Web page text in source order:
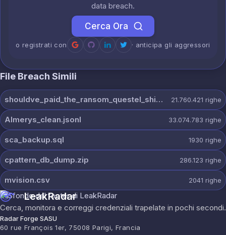
data breach.
Cerca Ora
o registrati con · anticipa gli aggressori
File Breach Simili
shouldve_paid_the_ransom_questel_shinyhunters.7z 21.760.421 righe
Almerys_clean.jsonl 33.074.783 righe
sca_backup.sql 1930 righe
cpattern_db_dump.zip 286.123 righe
mvision.csv 2041 righe
LeakRadar
Cerca, monitora e correggi credenziali trapelate in pochi secondi.
Radar Forge SASU
60 rue François 1er, 75008 Parigi, Francia